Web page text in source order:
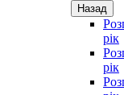
Назад
рік
рік